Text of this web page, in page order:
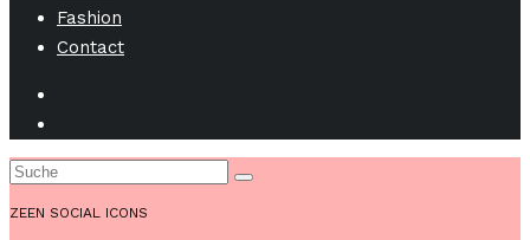
Fashion
Contact
ZEEN SOCIAL ICONS